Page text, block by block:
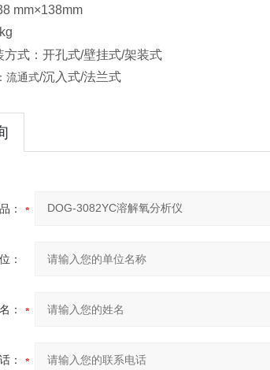
mm×138mm
方式：开孔式/壁挂式/架装式
流通式/沉入式/法兰式
：
：
：
：